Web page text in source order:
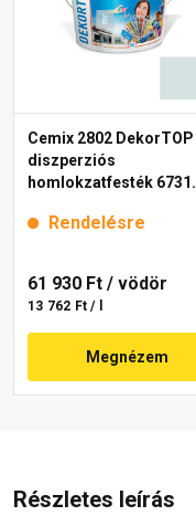
Cemix 2802 DekorTOP
diszperziós
homlokzatfesték 6731
Rendelésre
61 930 Ft / vödör
13 762 Ft / l
Megnézem
Részletes leírás